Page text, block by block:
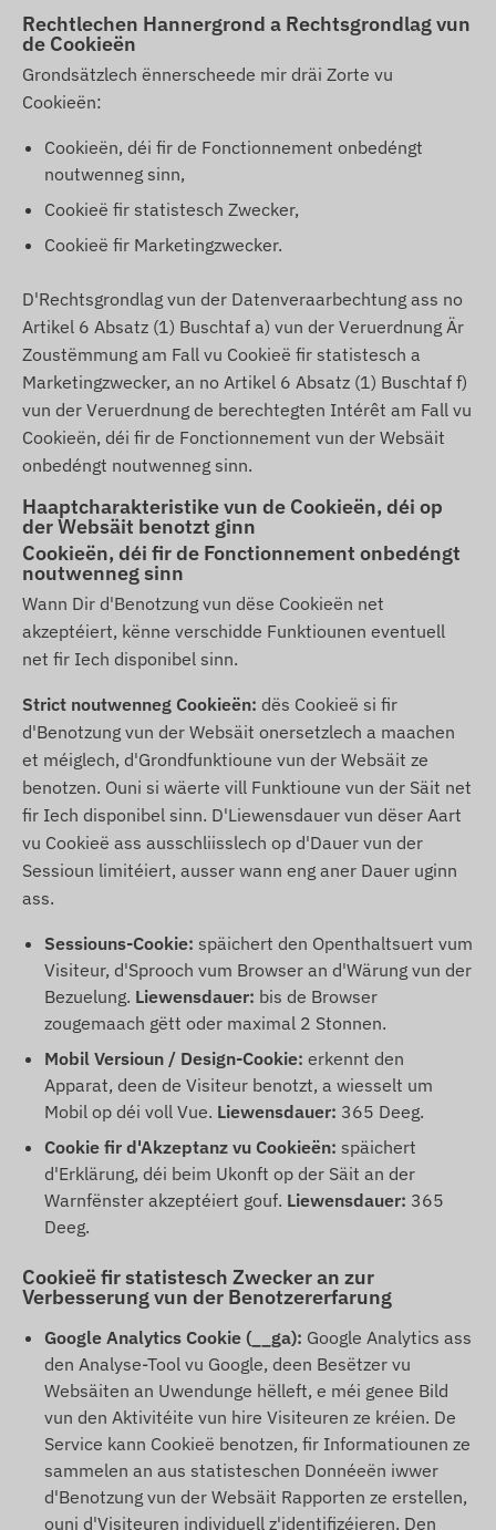
Rechtlechen Hannergrond a Rechtsgrondlag vun
de Cookieën
Grondsätzlech ënnerscheede mir dräi Zorte vu
Cookieën:
Cookieën, déi fir de Fonctionnement onbedéngt
noutwenneg sinn,
Cookieë fir statistesch Zwecker,
Cookieë fir Marketingzwecker.
D'Rechtsgrondlag vun der Datenveraarbechtung ass no
Artikel 6 Absatz (1) Buschtaf a) vun der Veruerdnung Är
Zoustëmmung am Fall vu Cookieë fir statistesch a
Marketingzwecker, an no Artikel 6 Absatz (1) Buschtaf f)
vun der Veruerdnung de berechtegten Intérêt am Fall vu
Cookieën, déi fir de Fonctionnement vun der Websäit
onbedéngt noutwenneg sinn.
Haaptcharakteristike vun de Cookieën, déi op
der Websäit benotzt ginn
Cookieën, déi fir de Fonctionnement onbedéngt
noutwenneg sinn
Wann Dir d'Benotzung vun dëse Cookieën net
akzeptéiert, kënne verschidde Funktiounen eventuell
net fir Iech disponibel sinn.
Strict noutwenneg Cookieën: dës Cookieë si fir
d'Benotzung vun der Websäit onersetzlech a maachen
et méiglech, d'Grondfunktioune vun der Websäit ze
benotzen. Ouni si wäerte vill Funktioune vun der Säit net
fir Iech disponibel sinn. D'Liewensdauer vun dëser Aart
vu Cookieë ass ausschliisslech op d'Dauer vun der
Sessioun limitéiert, ausser wann eng aner Dauer uginn
ass.
Sessiouns-Cookie: späichert den Openthaltsuert vum
Visiteur, d'Sprooch vum Browser an d'Wärung vun der
Bezuelung. Liewensdauer: bis de Browser
zougemaach gëtt oder maximal 2 Stonnen.
Mobil Versioun / Design-Cookie: erkennt den
Apparat, deen de Visiteur benotzt, a wiesselt um
Mobil op déi voll Vue. Liewensdauer: 365 Deeg.
Cookie fir d'Akzeptanz vu Cookieën: späichert
d'Erklärung, déi beim Ukonft op der Säit an der
Warnfënster akzeptéiert gouf. Liewensdauer: 365
Deeg.
Cookieë fir statistesch Zwecker an zur
Verbesserung vun der Benotzererfarung
Google Analytics Cookie (__ga): Google Analytics ass
den Analyse-Tool vu Google, deen Besëtzer vu
Websäiten an Uwendunge hëlleft, e méi genee Bild
vun den Aktivitéite vun hire Visiteuren ze kréien. De
Service kann Cookieë benotzen, fir Informatiounen ze
sammelen an aus statisteschen Donnéeën iwwer
d'Benotzung vun der Websäit Rapporten ze erstellen,
ouni d'Visiteuren individuell z'identifizéieren. Den